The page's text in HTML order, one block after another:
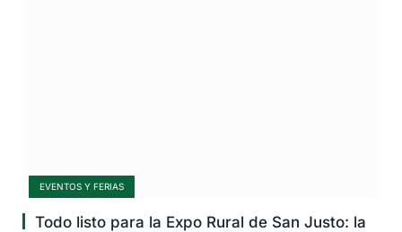
EVENTOS Y FERIAS
Todo listo para la Expo Rural de San Justo: la